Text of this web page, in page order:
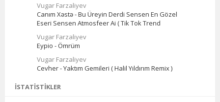
Vugar Farzaliyev
Canım Xəstə - Bu Üreyin Derdi Sensen En Gözel
Eseri Sensen Atmosfeer Ai ( Tik Tok Trend
Vugar Farzaliyev
Eypio - Ömrüm
Vugar Farzaliyev
Cevher - Yaktım Gemileri ( Halil Yıldırım Remix )
İSTATISTIKLER